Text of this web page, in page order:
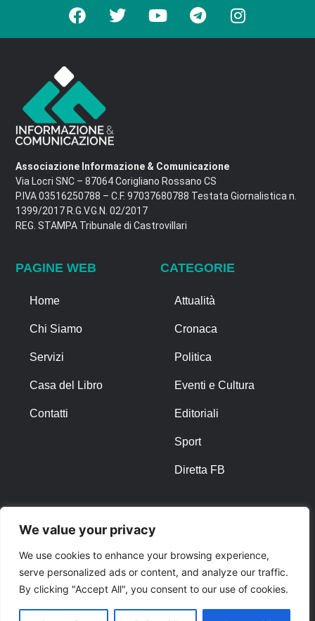
We value your privacy
We use cookies to enhance your browsing experience,
serve personalized ads or content, and analyze our traffic.
By clicking "Accept All", you consent to our use of cookies.
Associazione Informazione & Comunicazione
Via Locri SNC – 87064 Corigliano Rossano CS
P.IVA 03516250788 – C.F. 97037680788 Testata Giornalistica n.
1399/2017 R.G.V.G.N. 02/2017
REG. STAMPA Tribunale di Castrovillari
PAGINE WEB
Home
Chi Siamo
Servizi
Casa del Libro
Contatti
CATEGORIE
Attualità
Cronaca
Politica
Eventi e Cultura
Editoriali
Sport
Diretta FB
Privacy Policy